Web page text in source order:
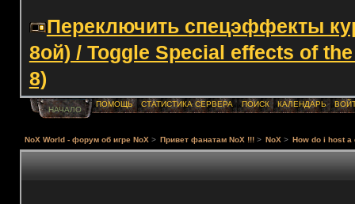
Переключить спецэффекты
8ой) / Toggle Special effects of
8)
НАЧАЛО
ПОМОЩЬ СТАТИСТИКА СЕРВЕРА ПОИСК КАЛЕНДАРЬ
NoX World - форум об игре NoX > Привет фанатам NoX !!! > NoX > How do i host